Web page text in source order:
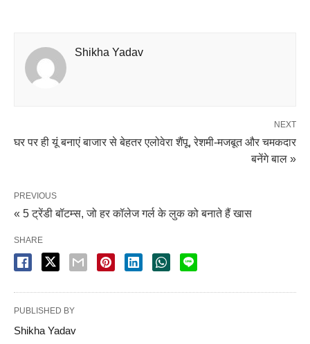
Shikha Yadav
NEXT
घर पर ही यूं बनाएं बाजार से बेहतर एलोवेरा शैंपू, रेशमी-मजबूत और चमकदार
बनेंगे बाल »
PREVIOUS
« 5 ट्रेंडी बॉटम्स, जो हर कॉलेज गर्ल के लुक को बनाते हैं खास
SHARE
PUBLISHED BY
Shikha Yadav